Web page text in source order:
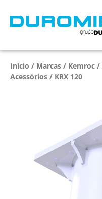
Início / Marcas / Kemroc /
Acessórios / KRX 120